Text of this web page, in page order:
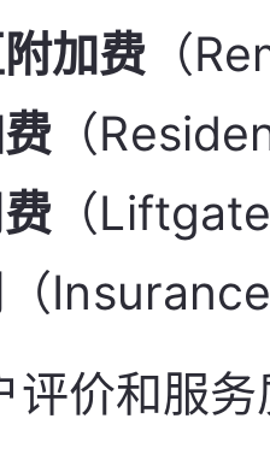
加费 （
（
（
（
评价和服务